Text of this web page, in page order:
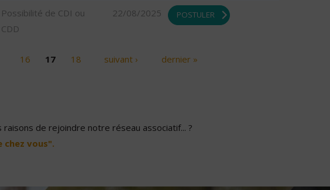
Possibilité de CDI ou
CDD
22/08/2025 POSTULER
16 17 18 suivant › dernier »
de rejoindre notre réseau associatif... ?
chez vous".